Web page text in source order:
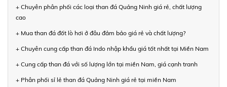
+ Chuyên phân phối các loại than đá Quảng Ninh giá rẻ, chất lượng
cao
+ Mua than đá đốt lò hơi ở đâu đảm bảo giá rẻ và chất lượng?
+ Chuyên cung cấp than đá Indo nhập khẩu giá tốt nhất tại Miền Nam
+ Cung cấp than đá với số lượng lớn tại miền Nam, giá cạnh tranh
+ Phân phối sỉ lẻ than đá Quảng Ninh giá rẻ tại miền Nam